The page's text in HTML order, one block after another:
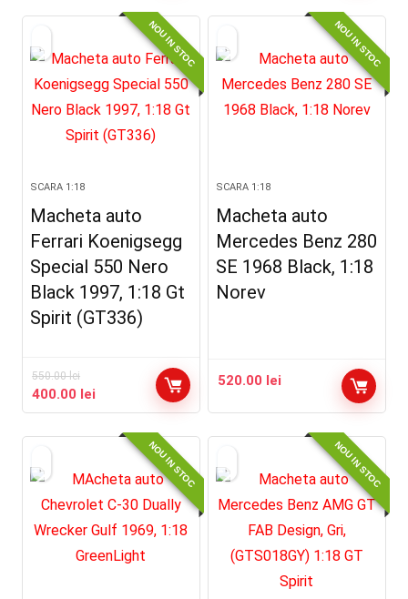
500.00 lei.
este:
450.00 lei.NOU IN STOC
SCARA 1:18
Macheta auto
Ferrari Koenigsegg
Special 550 Nero
Black 1997, 1:18 Gt
Spirit (GT336)
550.00lei
Prețul
inițial
550.00 lei.
400.00 lei
curent
este:
400.00 lei.
NOU IN STOC
SCARA 1:18
Macheta auto
Mercedes Benz 280
SE 1968 Black, 1:18
Norev
520.00 lei
NOU IN STOC NOU IN STOC